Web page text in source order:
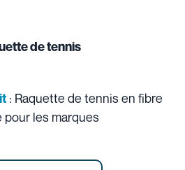
de tennis
: Raquette de tennis en fibre
les marques